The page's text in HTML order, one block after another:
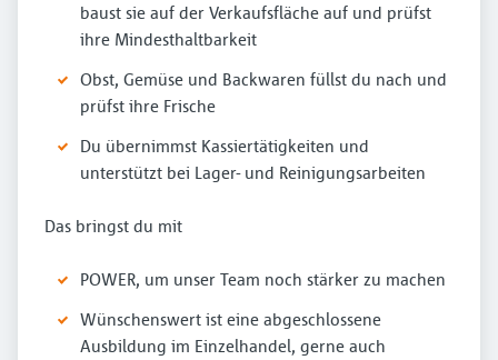
baust sie auf der Verkaufsfläche auf und prüfst
ihre Mindesthaltbarkeit
Obst, Gemüse und Backwaren füllst du nach und
prüfst ihre Frische
Du übernimmst Kassiertätigkeiten und
unterstützt bei Lager- und Reinigungsarbeiten
Das bringst du mit
POWER, um unser Team noch stärker zu machen
Wünschenswert ist eine abgeschlossene
Ausbildung im Einzelhandel, gerne auch